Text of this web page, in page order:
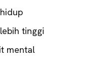
tinggi
mental